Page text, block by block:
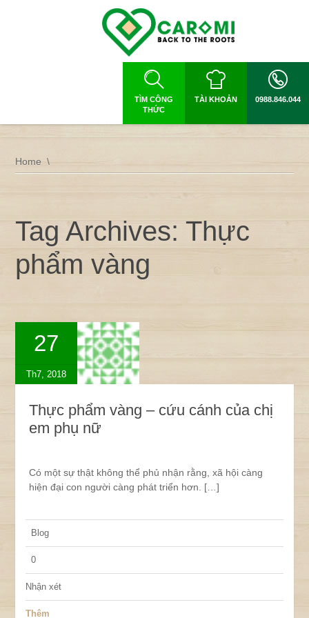
TÌM CÔNG
THỨC
TÀI KHOẢN 0988.846.044
Home
Tag Archives: Thực
phẩm vàng
27
Th7, 2018
Thực phẩm vàng – cứu cánh của chị
em phụ nữ
Có một sự thật không thể phủ nhận rằng, xã hội càng
hiện đại con người càng phát triển hơn. […]
Blog
0
Nhận xét
Thêm